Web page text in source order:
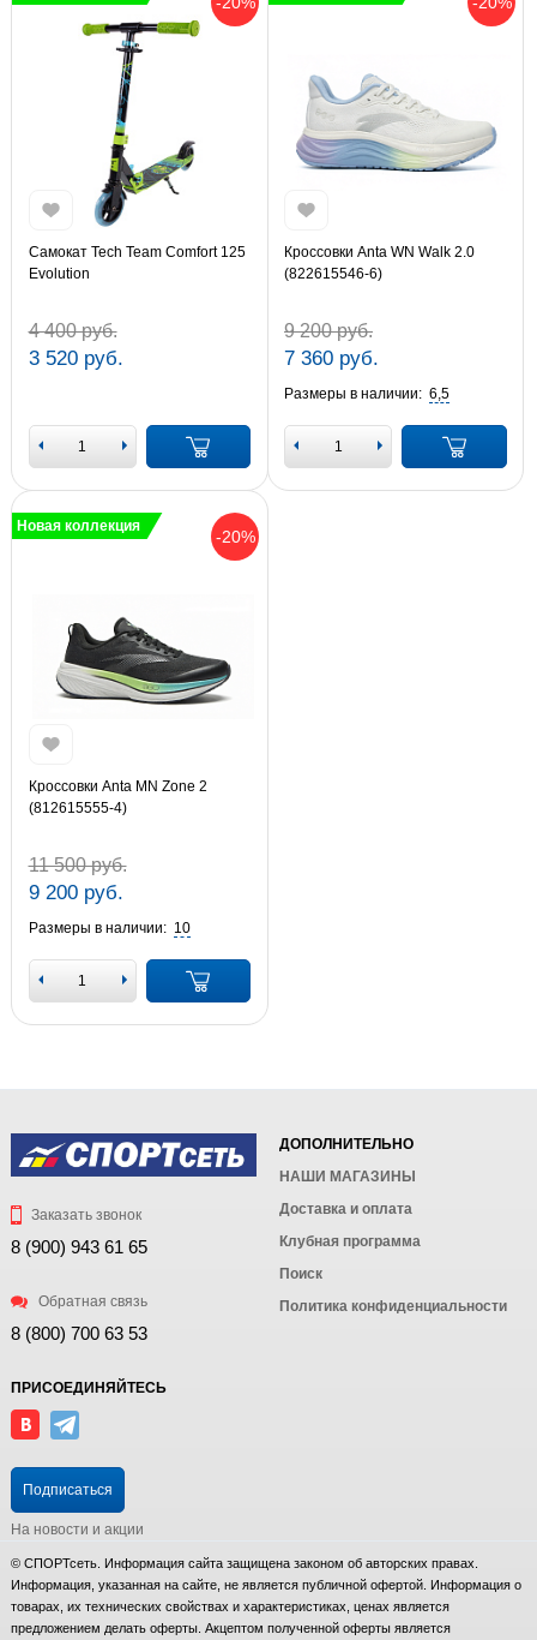
Самокат Tech Team Comfort 125
Evolution
4 400 руб.
3 520 руб.
Кроссовки Anta WN Walk 2.0
(822615546-6)
9 200 руб.
7 360 руб.
Размеры в наличии: 6,5
-20%
Новая коллекция
Кроссовки Anta MN Zone 2
(812615555-4)
11 500 руб.
9 200 руб.
Размеры в наличии: 10
Заказать звонок
8 (900) 943 61 65
Обратная связь
8 (800) 700 63 53
ДОПОЛНИТЕЛЬНО
НАШИ МАГАЗИНЫ
Доставка и оплата
Клубная программа
Поиск
Политика конфиденциальности
ПРИСОЕДИНЯЙТЕСЬ
Подписаться
На новости и акции
© СПОРТсеть. Информация сайта защищена законом об авторских правах.
Информация, указанная на сайте, не является публичной офертой. Информация о
товарах, их технических свойствах и характеристиках, ценах является
предложением делать оферты. Акцептом полученной оферты является